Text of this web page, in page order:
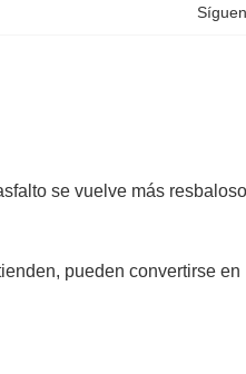
se vuelve más
pueden convertirse en